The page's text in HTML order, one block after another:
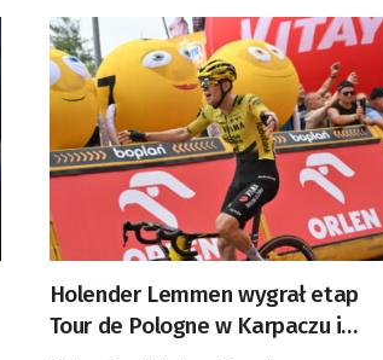
Holender Lemmen wygrał etap
Tour de Pologne w Karpaczu i